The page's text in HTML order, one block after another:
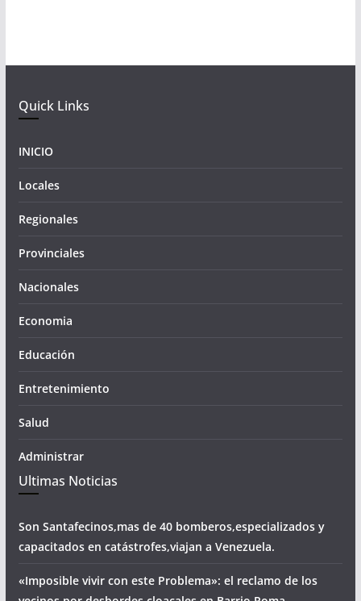
Quick Links
INICIO
Locales
Regionales
Provinciales
Nacionales
Economia
Educación
Entretenimiento
Salud
Administrar
Ultimas Noticias
Son Santafecinos,mas de 40 bomberos,especializados y
capacitados en catástrofes,viajan a Venezuela.
«Imposible vivir con este Problema»: el reclamo de los